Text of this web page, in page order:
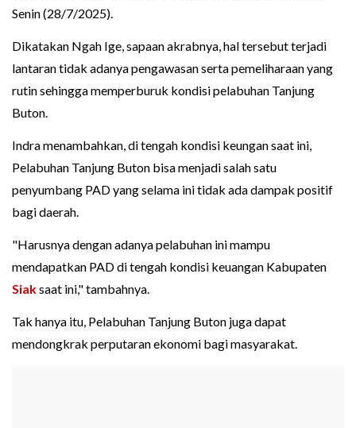
Senin (28/7/2025).
Dikatakan Ngah Ige, sapaan akrabnya, hal tersebut terjadi
lantaran tidak adanya pengawasan serta pemeliharaan yang
rutin sehingga memperburuk kondisi pelabuhan Tanjung
Buton.
Indra menambahkan, di tengah kondisi keungan saat ini,
Pelabuhan Tanjung Buton bisa menjadi salah satu
penyumbang PAD yang selama ini tidak ada dampak positif
bagi daerah.
"Harusnya dengan adanya pelabuhan ini mampu
mendapatkan PAD di tengah kondisi keuangan Kabupaten
Siaksaat ini," tambahnya.
Tak hanya itu, Pelabuhan Tanjung Buton juga dapat
mendongkrak perputaran ekonomi bagi masyarakat.